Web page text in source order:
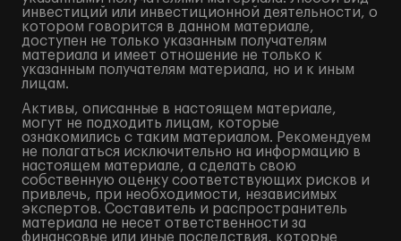
инвестиций или инвестиционной деятельности, о
котором говорится в данном материале,
доступен не только указанным получателям
материала и имеет отношение не только к
указанным получателям материала, но и к иным
лицам.
Активы, описанные в настоящем материале,
могут не подходить лицам, которые
ознакомились с таким материалом. Рекомендуем
не полагаться исключительно на информацию в
настоящем материале, а сделать свою
собственную оценку соответствующих рисков и
привлечь, при необходимости, независимых
экспертов. Составитель и распространитель
материала не несет ответственности за
финансовые или иные последствия, которые